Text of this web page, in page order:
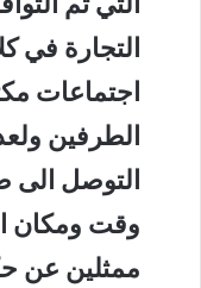
التجارة في
اجتماعات
الطرفين
التوصل الى
وقت ومكان
ممثلين عن